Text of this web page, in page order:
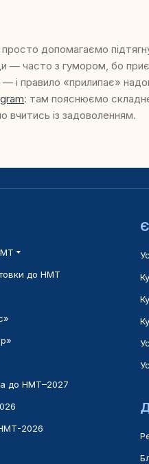
допомагаємо
— часто з гумором, бо
і правило «прилипає»
: там пояснюємо
вчитись із задоволенням.
до НМТ
до НМТ–2027
2026